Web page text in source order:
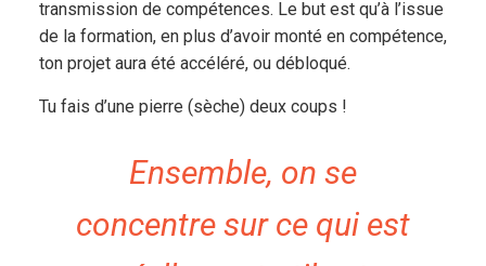
transmission de compétences. Le but est qu’à l’issue
de la formation, en plus d’avoir monté en compétence,
ton projet aura été accéléré, ou débloqué.
Tu fais d’une pierre (sèche) deux coups !
Ensemble, on se
concentre sur ce qui est